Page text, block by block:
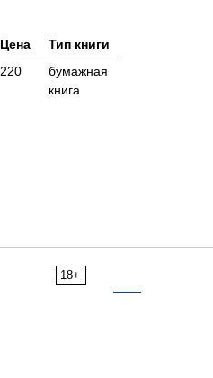
Цена
Тип книги
220
бумажная
книга
18+